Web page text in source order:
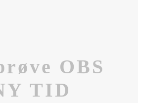
OBS
TID